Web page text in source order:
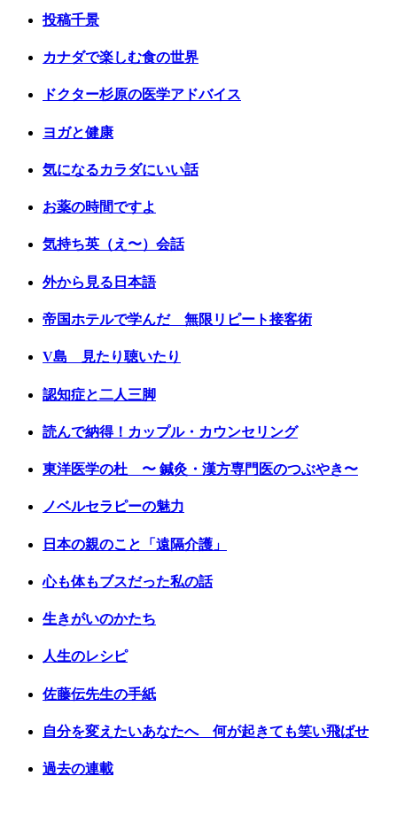
投稿千景
カナダで楽しむ食の世界
ドクター杉原の医学アドバイス
ヨガと健康
気になるカラダにいい話
お薬の時間ですよ
気持ち英（え〜）会話
外から見る日本語
帝国ホテルで学んだ 無限リピート接客術
V島 見たり聴いたり
認知症と二人三脚
読んで納得！カップル・カウンセリング
東洋医学の杜 〜 鍼灸・漢方専門医のつぶやき〜
ノベルセラピーの魅力
日本の親のこと「遠隔介護」
心も体もブスだった私の話
生きがいのかたち
人生のレシピ
佐藤伝先生の手紙
自分を変えたいあなたへ 何が起きても笑い飛ばせ
過去の連載